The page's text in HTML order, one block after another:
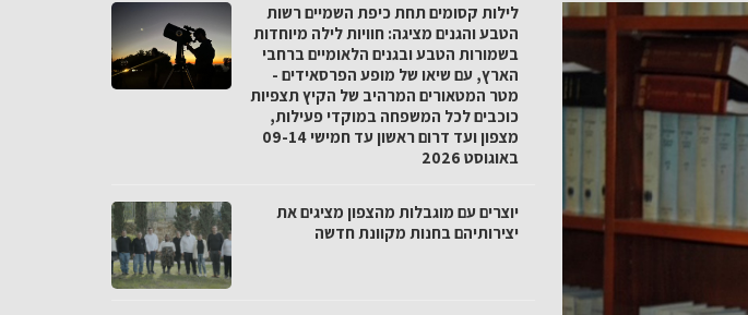
לילות קסומים תחת כיפת השמיים רשות
הטבע והגנים מציגה: חוויות לילה מיוחדות
בשמורות הטבע ובגנים הלאומיים ברחבי
הארץ, עם שיאו של מופע הפרסאידים -
מטר המטאורים המרהיב של הקיץ תצפיות
כוכבים לכל המשפחה במוקדי פעילות,
מצפון ועד דרום ראשון עד חמישי 09-14
באוגוסט 2026
יוצרים עם מוגבלות מהצפון מציגים את
יצירותיהם בחנות מקוונת חדשה